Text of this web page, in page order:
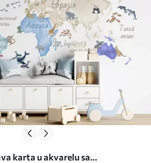
karta u akvarelu sa